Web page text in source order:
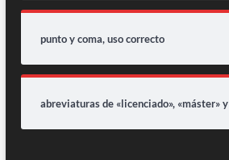
punto y coma, uso correcto
abreviaturas de «licenciado», «máster»